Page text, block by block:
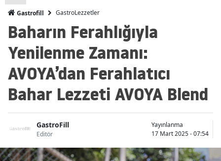
Gastrofill GastroLezzetler
Baharın Ferahlığıyla
Yenilenme Zamanı:
AVOYA’dan Ferahlatıcı
Bahar Lezzeti AVOYA Blend
GastroFill
Editör
Yayınlanma
17 Mart 2025 - 07:54